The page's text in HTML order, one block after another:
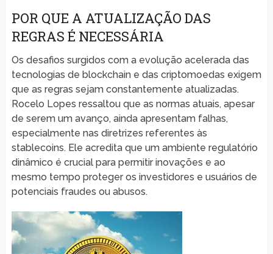
POR QUE A ATUALIZAÇÃO DAS
REGRAS É NECESSÁRIA
Os desafios surgidos com a evolução acelerada das
tecnologias de blockchain e das criptomoedas exigem
que as regras sejam constantemente atualizadas.
Rocelo Lopes ressaltou que as normas atuais, apesar
de serem um avanço, ainda apresentam falhas,
especialmente nas diretrizes referentes às
stablecoins. Ele acredita que um ambiente regulatório
dinâmico é crucial para permitir inovações e ao
mesmo tempo proteger os investidores e usuários de
potenciais fraudes ou abusos.